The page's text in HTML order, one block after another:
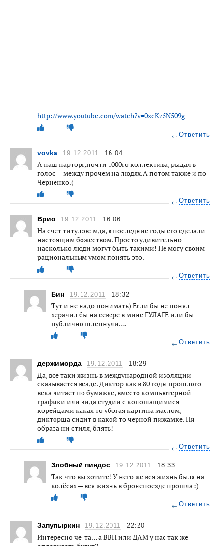
http://www.youtube.com/watch?v=0xcKz5N509g
Ответить
vovka 19.12.2011 16:04
А наш парторг,почти 1000го коллектива, рыдал в
голос — между прочем на людях.А потом также и по
Черненко.(
Ответить
Врио 19.12.2011 16:06
На счет титулов: мда, в последние годы его сделали
настоящим божеством. Просто удивительно
насколько люди могут быть такими! Не могу своим
рациональным умом понять это.
Ответить
Бин 19.12.2011 18:32
Тут и не надо понимать) Если бы не понял
херачил бы на севере в мине ГУЛАГЕ или бы
публично шлепнули….
Ответить
держиморда 19.12.2011 18:29
Да, все таки жизнь в международной изоляции
сказывается везде. Диктор как в 80 годы прошлого
века читает по бумажке, вместо компьютерной
графики или вида студии с копошащимися
корейцами какая то убогая картина маслом,
дикторша сидит в какой то черной пижамке. Ни
образа ни стиля, блять!
Ответить
Злобный пиндос 19.12.2011 18:33
Так что вы хотите! У него же вся жизнь была на
колёсах — вся жизнь в бронепоезде прошла :)
Ответить
Запупыркин 19.12.2011 22:20
Интересно чё-та… а ВВП или ДАМ у нас так же